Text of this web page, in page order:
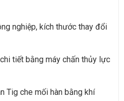
nghiệp, kích thước thay đổi
tiết bằng máy chấn thủy lực
Tig che mối hàn bằng khí